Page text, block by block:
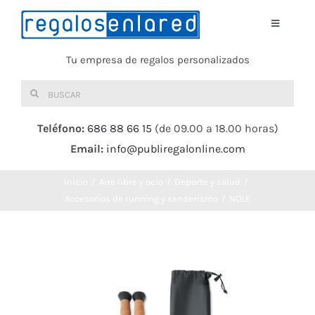
Saltar
Toggle
Tu empresa de regalos personalizados
Buscar:
Teléfono: 686 88 66 15 (de 09.00 a 18.00 horas)
Email: info@publiregalonline.com